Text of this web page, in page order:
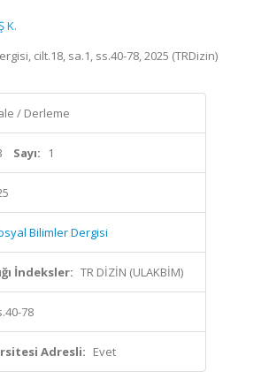
K.
cilt.18, sa.1, ss.40-78, 2025 (TRDizin)
/ Derleme
Sayı: 1
Bilimler Dergisi
İndeksler: TR DİZİN (ULAKBİM)
78
Adresli: Evet